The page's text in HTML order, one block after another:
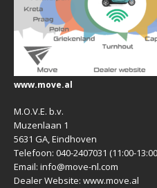
www.move.al
M.O.V.E. b.v.
Muzenlaan 1
5631 GA, Eindhoven
Telefoon: 040-2407031 (11:00-
Email: info@move-nl.com
Dealer Website: www.move.al